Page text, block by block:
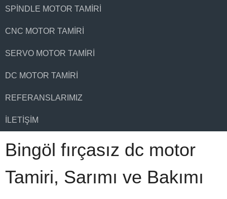
SPINDLE MOTOR TAMIRI
CNC MOTOR TAMIRI
SERVO MOTOR TAMIRI
DC MOTOR TAMIRI
REFERANSLARIMIZ
İLETIŞIM
Bingöl fırçasız dc motor
Tamiri, Sarımı ve Bakımı